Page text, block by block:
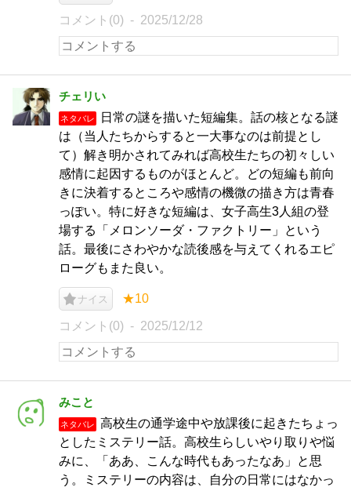
コメント(0) 2025/12/28
チェリい
ネタバレ
日常の謎を描いた短編集。話の核となる謎
は（当人たちからすると一大事なのは前提とし
て）解き明かされてみれば高校生たちの初々しい
感情に起因するものがほとんど。どの短編も前向
きに決着するところや感情の機微の描き方は青春
っぽい。特に好きな短編は、女子高生3人組の登
場する「メロンソーダ・ファクトリー」という
話。最後にさわやかな読後感を与えてくれるエピ
ローグもまた良い。
ナイス ★10
コメント(0) 2025/12/12
みこと
ネタバレ
高校生の通学途中や放課後に起きたちょっ
としたミステリー話。高校生らしいやり取りや悩
みに、「ああ、こんな時代もあったなあ」と思
う。ミステリーの内容は、自分の日常にはなかっ